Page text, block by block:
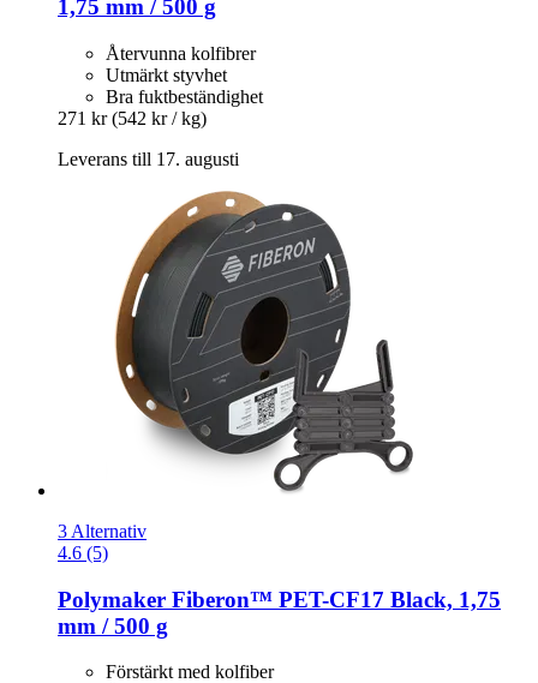
1,75 mm / 500 g
Återvunna kolfibrer
Utmärkt styvhet
Bra fuktbeständighet
271 kr (542 kr / kg)
Leverans till 17. augusti
3 Alternativ
4.6 (5)
Polymaker Fiberon™ PET-​CF17 Black, 1,75
mm / 500 g
Förstärkt med kolfiber